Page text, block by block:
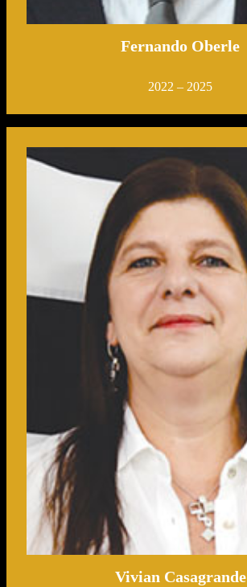
Fernando Oberle
2022 – 2025
Vivian Casagrande